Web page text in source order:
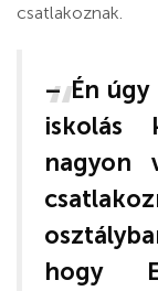
csatlakoznak.
– Én
iskolás
nagyon
hogy